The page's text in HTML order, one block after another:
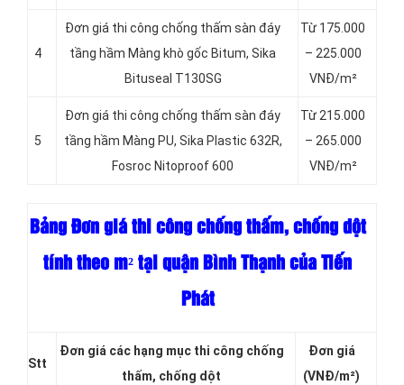
4
Đơn giá thi công chống thấm sàn đáy
tầng hầm Màng khò gốc Bitum, Sika
Bituseal T130SG
Từ 175.000
– 225.000
VNĐ/m²
5
Đơn giá thi công chống thấm sàn đáy
tầng hầm Màng PU, Sika Plastic 632R,
Fosroc Nitoproof 600
Từ 215.000
– 265.000
VNĐ/m²
Bảng Đơn giá thi công chống thấm, chống dột
tính theo m² tại quận Bình Thạnh của Tiến
Phát
Stt
Đơn giá các hạng mục thi công chống
thấm, chống dột
Đơn giá
(VNĐ/m²)